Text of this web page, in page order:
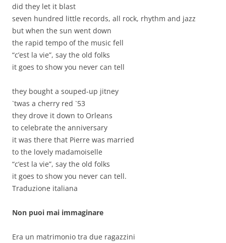
did they let it blast
seven hundred little records, all rock, rhythm and jazz
but when the sun went down
the rapid tempo of the music fell
“c’est la vie”, say the old folks
it goes to show you never can tell
they bought a souped-up jitney
`twas a cherry red `53
they drove it down to Orleans
to celebrate the anniversary
it was there that Pierre was married
to the lovely madamoiselle
“c‘est la vie”, say the old folks
it goes to show you never can tell.
Traduzione italiana
Non puoi mai immaginare
Era un matrimonio tra due ragazzini